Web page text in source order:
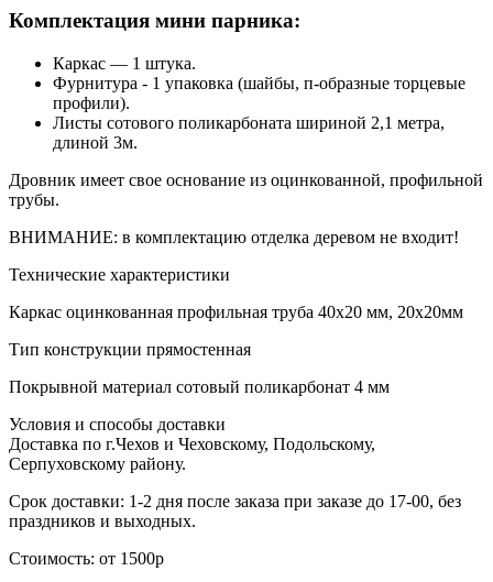
Комплектация мини парника:
Каркас — 1 штука.
Фурнитура - 1 упаковка (шайбы, п-образные торцевые
профили).
Листы сотового поликарбоната шириной 2,1 метра,
длиной 3м.
Дровник имеет свое основание из оцинкованной, профильной
трубы.
ВНИМАНИЕ: в комплектацию отделка деревом не входит!
Технические характеристики
Каркас оцинкованная профильная труба 40х20 мм, 20х20мм
Тип конструкции прямостенная
Покрывной материал сотовый поликарбонат 4 мм
Условия и способы доставки
Доставка по г.Чехов и Чеховскому, Подольскому,
Серпуховскому району.
Срок доставки: 1-2 дня после заказа при заказе до 17-00, без
праздников и выходных.
Стоимость: от 1500р